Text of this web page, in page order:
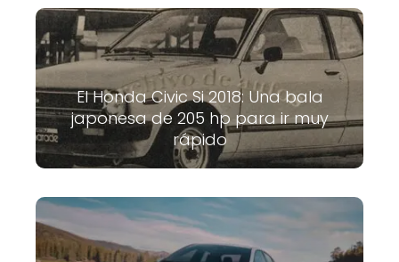
El Honda Civic Si 2018: Una bala
japonesa de 205 hp para ir muy
rápido